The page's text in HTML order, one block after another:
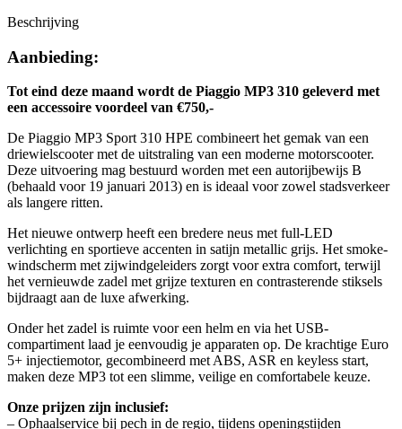
Beschrijving
Aanbieding:
Tot eind deze maand wordt de Piaggio MP3 310 geleverd met
een accessoire voordeel van €750,-
De Piaggio MP3 Sport 310 HPE combineert het gemak van een
driewielscooter met de uitstraling van een moderne motorscooter.
Deze uitvoering mag bestuurd worden met een autorijbewijs B
(behaald voor 19 januari 2013) en is ideaal voor zowel stadsverkeer
als langere ritten.
Het nieuwe ontwerp heeft een bredere neus met full-LED
verlichting en sportieve accenten in satijn metallic grijs. Het smoke-
windscherm met zijwindgeleiders zorgt voor extra comfort, terwijl
het vernieuwde zadel met grijze texturen en contrasterende stiksels
bijdraagt aan de luxe afwerking.
Onder het zadel is ruimte voor een helm en via het USB-
compartiment laad je eenvoudig je apparaten op. De krachtige Euro
5+ injectiemotor, gecombineerd met ABS, ASR en keyless start,
maken deze MP3 tot een slimme, veilige en comfortabele keuze.
Onze prijzen zijn inclusief:
– Ophaalservice bij pech in de regio, tijdens openingstijden